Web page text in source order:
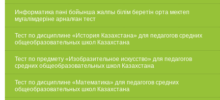
Информатика пәні бойынша жалпы білім беретін орта мектеп
мұғалімдеріне арналған тест
Тест по дисциплине «История Казахстана» для педагогов средних
общеобразовательных школ Казахстана
Тест по предмету «Изобразительное искусство» для педагогов
средних общеобразовательных школ Казахстана
Тест по дисциплине «Математика» для педагогов средних
общеобразовательных школ Казахстана